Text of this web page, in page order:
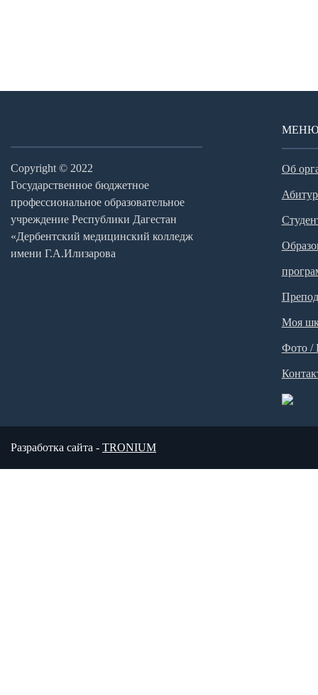
Copyright © 2022
Государственное бюджетное
профессиональное образовательное
учреждение Республики Дагестан
«Дербентский медицинский колледж
имени Г.А.Илизарова
МЕНЮ
Об
Моя
Фото /
Разработка сайта - TRONIUM